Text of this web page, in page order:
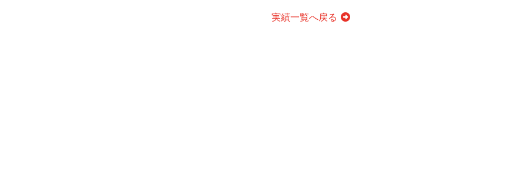
実績一覧へ戻る